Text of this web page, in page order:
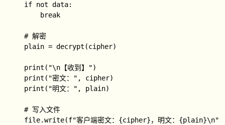
    if not data:
        break
    # 解密
    plain = decrypt(cipher)
    print("\n【收到】")
    print("密文：", cipher)
    print("明文：", plain)
    # 写入文件
    file.write(f"客户端密文：{cipher}，明文：{plain}\n")